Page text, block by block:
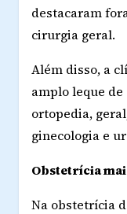
destacaram
cirurgia geral.
Além disso, a
amplo leque
ortopedia,
ginecologia e
Obstetrícia
Na obstetrícia